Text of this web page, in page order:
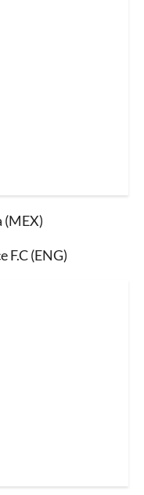
(MEX)
F.C (ENG)